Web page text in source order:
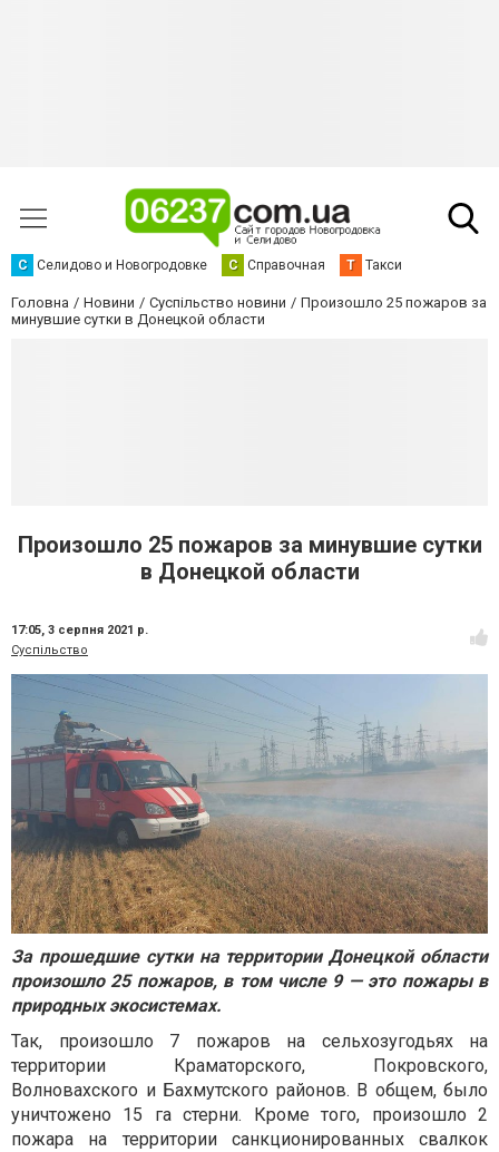
С Селидово и Новогродовке С Справочная Т Такси
Головна Новини Суспільство новини
Произошло 25 пожаров за
минувшие сутки в Донецкой области
Произошло 25 пожаров за минувшие сутки
в Донецкой области
17:05, 3 серпня 2021 р.
Суспільство
За прошедшие сутки на территории Донецкой области
произошло 25 пожаров, в том числе 9 — это пожары в
природных экосистемах.
Так, произошло 7 пожаров на сельхозугодьях на
территории Краматорского, Покровского,
Волновахского и Бахмутского районов. В общем, было
уничтожено 15 га стерни. Кроме того, произошло 2
пожара на территории санкционированных свалкок